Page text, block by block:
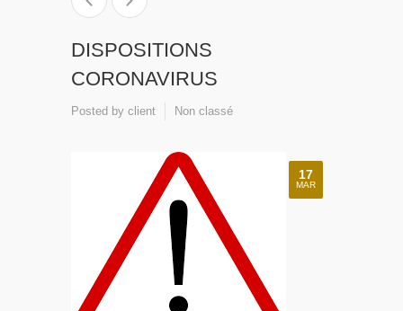
DISPOSITIONS
CORONAVIRUS
Posted by client Non classé
17
MAR